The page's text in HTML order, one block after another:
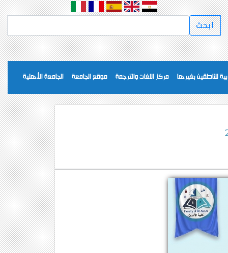
للناطقين بغيرها مركز اللغات والترجمة موقع الجامعة الجامعة الأهلية